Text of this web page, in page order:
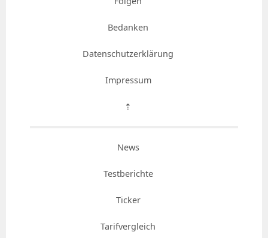
Bedanken
Datenschutzerklärung
Impressum
⇡
News
Testberichte
Ticker
Tarifvergleich